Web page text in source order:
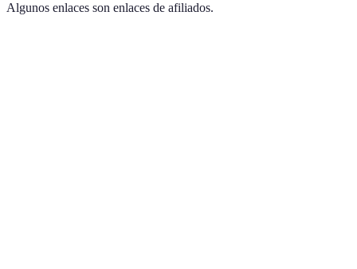
Algunos enlaces son enlaces de afiliados.